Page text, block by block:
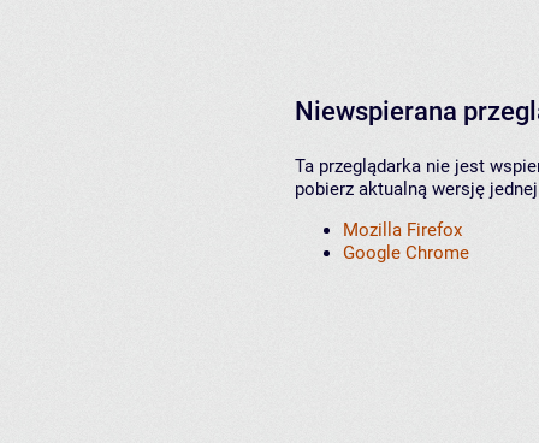
Niewspierana
Ta przeglądarka nie jest
pobierz aktualną wersję
Mozilla Firefox
Google Chrome